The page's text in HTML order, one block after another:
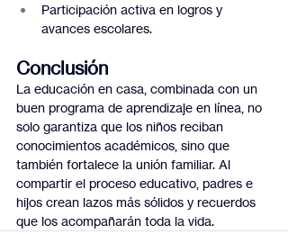
Participación activa en logros y
avances escolares.
Conclusión
La educación en casa, combinada con un
buen programa de aprendizaje en línea, no
solo garantiza que los niños reciban
conocimientos académicos, sino que
también fortalece la unión familiar. Al
compartir el proceso educativo, padres e
hijos crean lazos más sólidos y recuerdos
que los acompañarán toda la vida.